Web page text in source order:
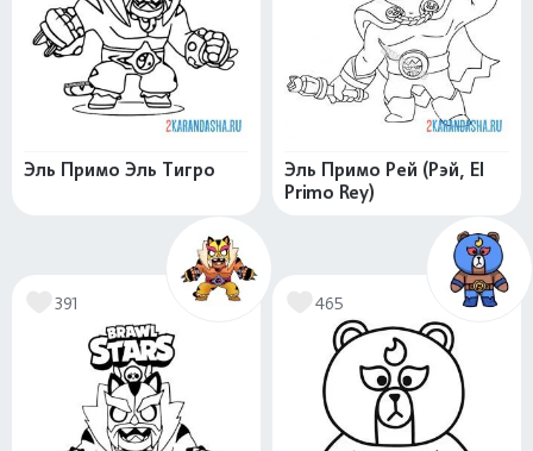
Эль Примо Эль Тигро
Эль Примо Рей (Рэй, El
Primo Rey)
391 465